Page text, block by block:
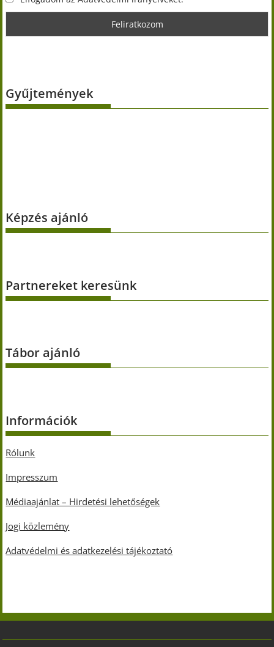
Gyűjtemények
Képzés ajánló
Partnereket keresünk
Tábor ajánló
Információk
Rólunk
Impresszum
Médiaajánlat – Hirdetési lehetőségek
Jogi közlemény
Adatvédelmi és adatkezelési tájékoztató